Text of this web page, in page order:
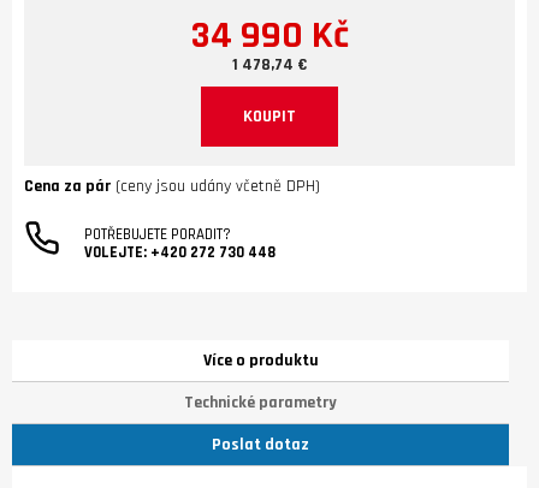
34 990 Kč
1 478,74 €
KOUPIT
Cena za pár (ceny jsou udány včetně DPH)
POTŘEBUJETE PORADIT?
VOLEJTE: +420 272 730 448
Více o produktu
Technické parametry
Poslat dotaz